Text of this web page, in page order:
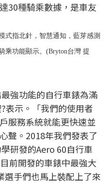
30種騎乘數據，是車友
式指北針，智慧通知，藍芽感測
乘功能顯示。(Bryton台灣 提
強功能的自行車錶為滿
表示。「我們的使用者
服務系統就能更快速並
聲。2018年我們發表了
研發的Aero 60自行車
前開發的車錶中最強大
選手們也馬上裝配上了來